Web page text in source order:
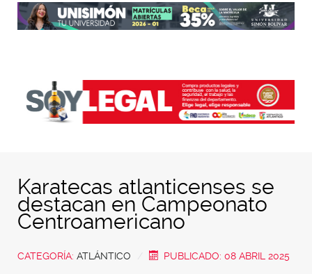
Karatecas atlanticenses se
destacan en Campeonato
Centroamericano
CATEGORÍA: ATLÁNTICO PUBLICADO: 08 ABRIL 2025